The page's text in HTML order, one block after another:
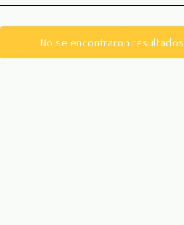
No se encontraron resultados